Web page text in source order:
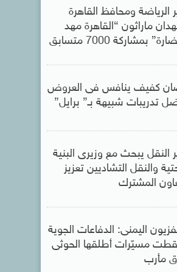
الرياضة ومحافظ القاهرة
ماراثون “القاهرة مهد
بمشاركة 7000 متسابق
كفيف ينافس فى العروض
تدريبات شبيهة بـ” برايل”
النقل يبحث مع وزيرى البنية
والنقل التشاديين تعزيز
المشترك
اليمنى: الدفاعات الجوية
مسيّرات أطلقها الحوثى
مأرب